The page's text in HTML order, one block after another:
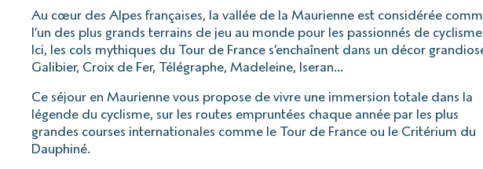
Au cœur des Alpes françaises, la vallée de la Maurienne est considérée
l’un des plus grands terrains de jeu au monde pour les passionnés de
Ici, les cols mythiques du Tour de France s’enchaînent dans un décor
Galibier, Croix de Fer, Télégraphe, Madeleine, Iseran…
Ce séjour en Maurienne vous propose de vivre une immersion totale dans la
légende du cyclisme, sur les routes empruntées chaque année par les plus
grandes courses internationales comme le Tour de France ou le Critérium du
Dauphiné.